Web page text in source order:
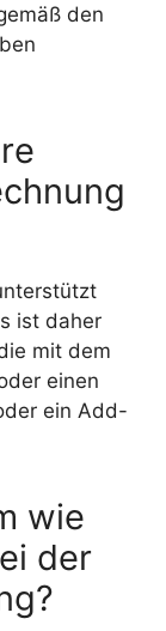
den
ist daher
mit dem
einen
ein Add-
wie
der